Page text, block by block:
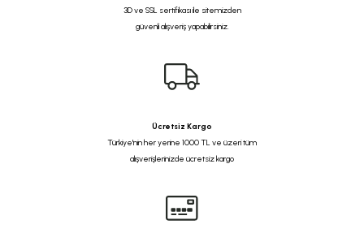
3D ve SSL sertifikası ile sitemizden
güvenli alışveriş yapabilirsiniz.
Ücretsiz Kargo
Türkiye'nin her yerine 1000 TL ve üzeri tüm
alışverişlerinizde ücretsiz kargo